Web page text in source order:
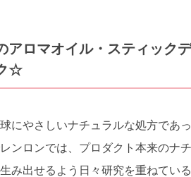
アロマオイル・スティック
☆
にやさしいナチュラルな処方であ
ンロンでは、プロダクト本来のナ
み出せるよう日々研究を重ねてい